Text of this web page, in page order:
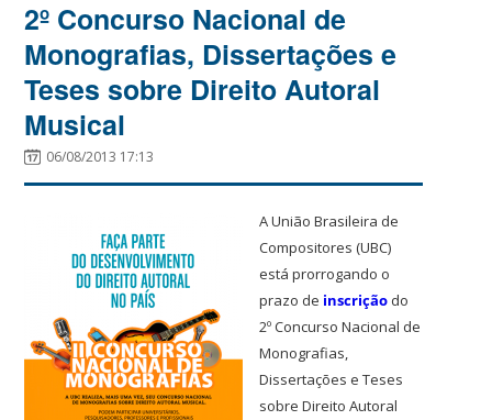
2º Concurso Nacional de
Monografias, Dissertações e
Teses sobre Direito Autoral
Musical
06/08/2013 17:13
A União Brasileira de
Compositores (UBC)
está prorrogando o
prazo de inscrição do
2ºConcurso Nacional de
Monografias,
Dissertações e Teses
sobre Direito Autoral